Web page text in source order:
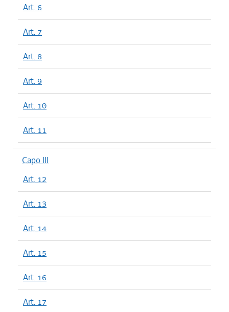
Art. 6
Art. 7
Art. 8
Art. 9
Art. 10
Art. 11
Capo III
Art. 12
Art. 13
Art. 14
Art. 15
Art. 16
Art. 17